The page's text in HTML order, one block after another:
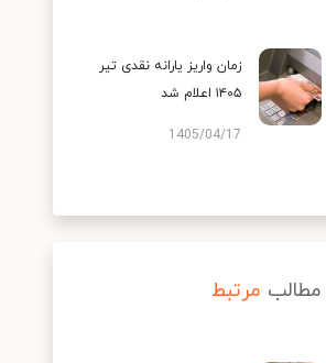
زمان واریز یارانه نقدی تیر
۱۴۰۵ اعلام شد
1405/04/17
مطالب مرتبط